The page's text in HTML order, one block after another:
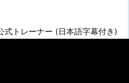
トレーナー (日本語字幕付き)